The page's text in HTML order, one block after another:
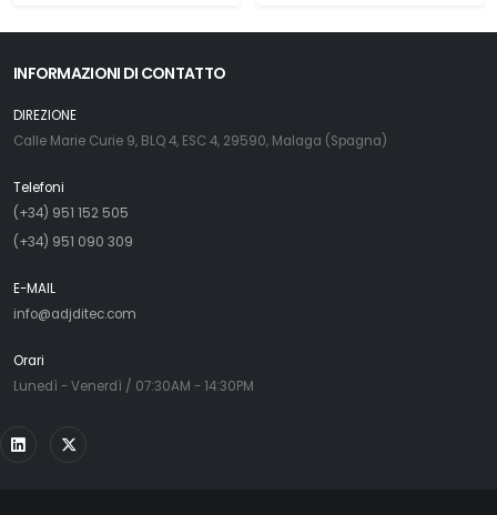
INFORMAZIONI DI CONTATTO
DIREZIONE
Calle Marie Curie 9, BLQ 4, ESC 4, 29590, Malaga (Spagna)
Telefoni
(+34) 951 152 505
(+34) 951 090 309
E-MAIL
info@adjditec.com
Orari
Lunedì - Venerdì / 07:30AM - 14:30PM